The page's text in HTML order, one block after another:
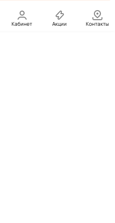
Кабинет Акции Контакты